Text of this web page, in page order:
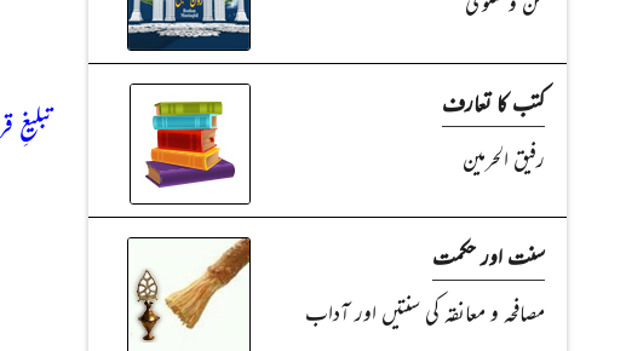
کتب کا تعارف
رفیق الحرمین
سنت اور حکمت
مصافحہ و معانقہ کی سنتیں اور آداب